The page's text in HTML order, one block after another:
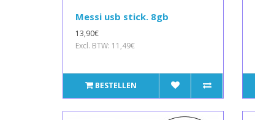
Messi usb stick. 8gb
13,90€
Excl. BTW: 11,49€
BESTELLEN